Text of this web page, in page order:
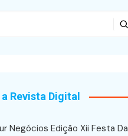
Revista Digital
Negócios Edição Xii Festa Da